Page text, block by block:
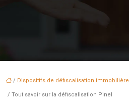
/ Dispositifs de défiscalisation immobilière
/ Tout savoir sur la défiscalisation Pinel